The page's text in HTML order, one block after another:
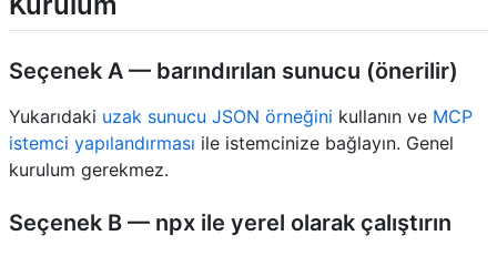
Seçenek A — barındırılan sunucu (önerilir)
Yukarıdaki uzak sunucu JSON örneğini kullanın ve MCP
istemci yapılandırması ile istemcinize bağlayın. Genel
kurulum gerekmez.
Seçenek B — npx ile yerel olarak çalıştırın